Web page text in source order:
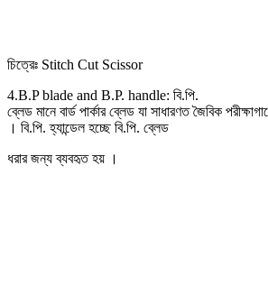
চিত্রেঃ Stitch Cut Scissor
4.B.P blade and B.P. handle: বি.পি.
ব্লেড মানে বার্ড পার্কার ব্লেড যা সাধারণত জৈবিক
। বি.পি. হ্যান্ডেল হচ্ছে বি.পি. ব্লেড
ধরার জন্য ব্যবহৃত হয় ।